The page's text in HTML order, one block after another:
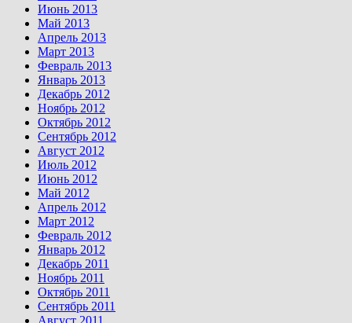
Июнь 2013
Май 2013
Апрель 2013
Март 2013
Февраль 2013
Январь 2013
Декабрь 2012
Ноябрь 2012
Октябрь 2012
Сентябрь 2012
Август 2012
Июль 2012
Июнь 2012
Май 2012
Апрель 2012
Март 2012
Февраль 2012
Январь 2012
Декабрь 2011
Ноябрь 2011
Октябрь 2011
Сентябрь 2011